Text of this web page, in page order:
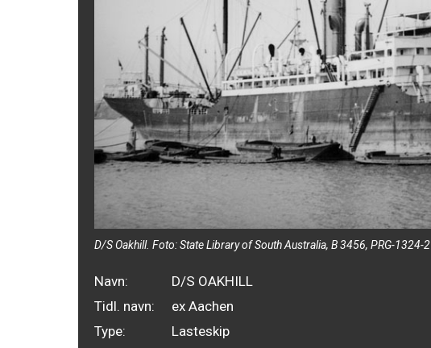
D/S Oakhill. Foto: State Library of South Australia, B 3456, PRG-1324-2
Navn:
D/S OAKHILL
Tidl. navn:
ex Aachen
Type:
Lasteskip